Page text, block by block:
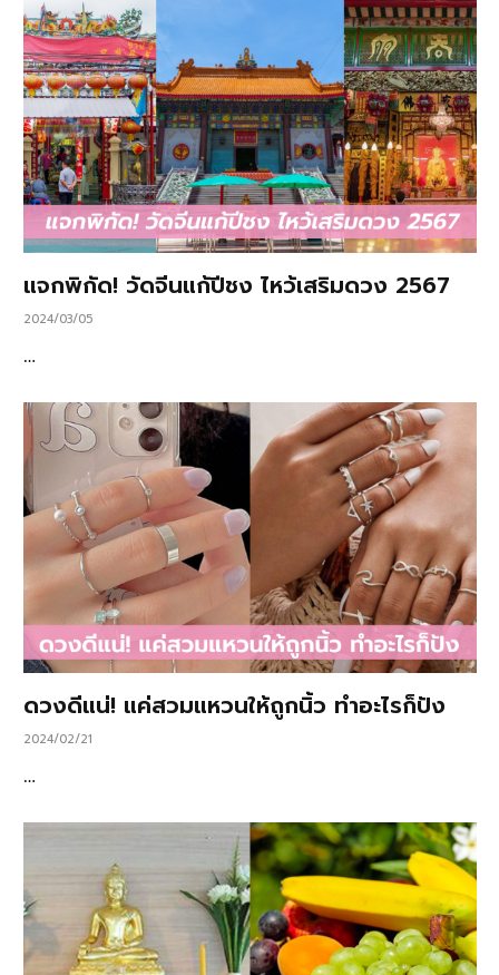
แจกพิกัด! วัดจีนแก้ปีชง ไหว้เสริมดวง 2567
2024/03/05
…
ดวงดีแน่! แค่สวมแหวนให้ถูกนิ้ว ทำอะไรก็ปัง
2024/02/21
…